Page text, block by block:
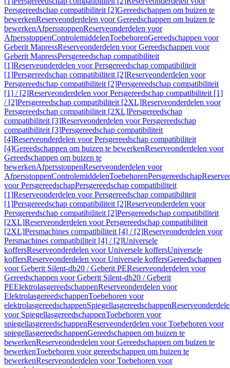
Persgereedschap compatibiliteit [2]Gereedschappen om buizen te
bewerkenReserveonderdelen voor Gereedschappen om buizen te
bewerkenAfpersstoppenReserveonderdelen voor
AfpersstoppenControlemiddelenToebehorenGereedschappen voor
Geberit MapressReserveonderdelen voor Gereedschappen voor
Geberit MapressPersgereedschap compatibiliteit
[1]Reserveonderdelen voor Persgereedschap compatibiliteit
[1]Persgereedschap compatibiliteit [2]Reserveonderdelen voor
Persgereedschap compatibiliteit [2]Persgereedschap compatibiliteit
[1] / [2]Reserveonderdelen voor Persgereedschap compatibiliteit [1]
/ [2]Persgereedschap compatibiliteit [2XL]Reserveonderdelen voor
Persgereedschap compatibiliteit [2XL]Persgereedschap
compatibiliteit [3]Reserveonderdelen voor Persgereedschap
compatibiliteit [3]Persgereedschap compatibiliteit
[4]Reserveonderdelen voor Persgereedschap compatibiliteit
[4]Gereedschappen om buizen te bewerkenReserveonderdelen voor
Gereedschappen om buizen te
bewerkenAfpersstoppenReserveonderdelen voor
AfpersstoppenControlemiddelenToebehorenPersgereedschap
voor PersgereedschapPersgereedschap compatibiliteit
[1]Reserveonderdelen voor Persgereedschap compatibiliteit
[1]Persgereedschap compatibiliteit [2]Reserveonderdelen voor
Persgereedschap compatibiliteit [2]Persgereedschap compatibiliteit
[2XL]Reserveonderdelen voor Persgereedschap compatibiliteit
[2XL]Persmachines compatibiliteit [4] / [2]Reserveonderdelen voor
Persmachines compatibiliteit [4] / [2]Universele
koffersReserveonderdelen voor Universele koffersUniversele
koffersReserveonderdelen voor Universele koffersGereedschappen
voor Geberit Silent-db20 / Geberit PEReserveonderdelen voor
Gereedschappen voor Geberit Silent-db20 / Geberit
PEElektrolasgereedschappenReserveonderdelen voor
ElektrolasgereedschappenToebehoren voor
elektrolasgereedschappenSpiegellasgereedschappen
voor SpiegellasgereedschappenToebehoren voor
spiegellasgereedschappenReserveonderdelen voor Toebehoren voor
spiegellasgereedschappenGereedschappen om buizen te
bewerkenReserveonderdelen voor Gereedschappen om buizen te
bewerkenToebehoren voor gereedschappen om buizen te
bewerkenReserveonderdelen voor Toebehoren voor